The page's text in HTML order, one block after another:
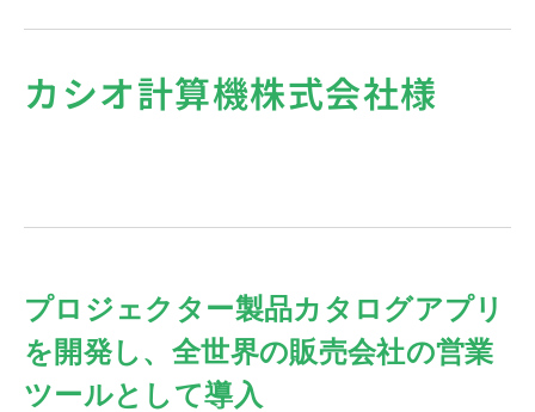
カシオ計算機株式会社様
プロジェクター製品カタログアプリ
を開発し、全世界の販売会社の営業
ツールとして導入